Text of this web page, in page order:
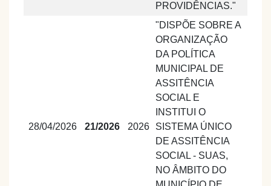
PROVIDÊNCIAS."
28/04/2026 21/2026 2026
"DISPÕE SOBRE A
ORGANIZAÇÃO
DA POLÍTICA
MUNICIPAL DE
ASSITÊNCIA
SOCIAL E
INSTITUI O
SISTEMA ÚNICO
DE ASSITÊNCIA
SOCIAL - SUAS,
NO ÂMBITO DO